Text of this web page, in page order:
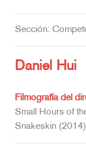
Sección:
Daniel Hui
Filmografía del
Small Hours of
Snakeskin